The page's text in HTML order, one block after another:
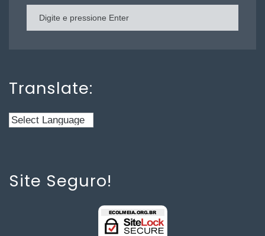
Translate:
Site Seguro!